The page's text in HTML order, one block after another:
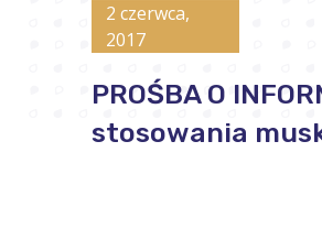
2 czerwca,
2017
PROŚBA O
stosowania